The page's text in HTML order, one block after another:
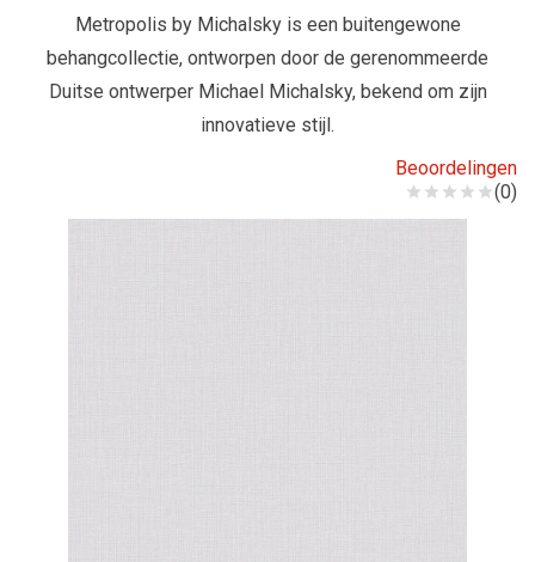
Metropolis by Michalsky is een buitengewone
behangcollectie, ontworpen door de gerenommeerde
Duitse ontwerper Michael Michalsky, bekend om zijn
innovatieve stijl.
Beoordelingen
(0)